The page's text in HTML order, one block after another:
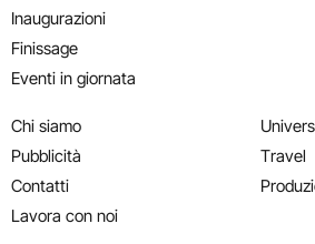
Inaugurazioni
Finissage
Eventi in giornata
Chi siamo
Pubblicità
Contatti
Lavora con noi
Travel